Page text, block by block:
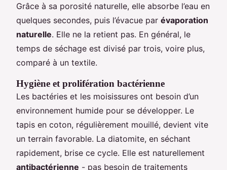
Grâce à sa porosité naturelle, elle absorbe l’eau en
quelques secondes, puis l’évacue par évaporation
naturelle. Elle ne la retient pas. En général, le
temps de séchage est divisé par trois, voire plus,
comparé à un textile.
Hygiène et prolifération bactérienne
Les bactéries et les moisissures ont besoin d’un
environnement humide pour se développer. Le
tapis en coton, régulièrement mouillé, devient vite
un terrain favorable. La diatomite, en séchant
rapidement, brise ce cycle. Elle est naturellement
antibactérienne - pas besoin de traitements